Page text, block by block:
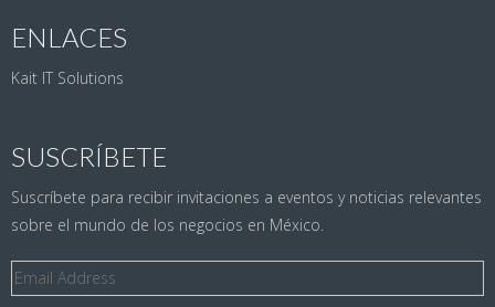
ENLACES
Kait IT Solutions
SUSCRÍBETE
Suscríbete para recibir invitaciones a eventos y noticias relevantes
sobre el mundo de los negocios en México.
Email
Address